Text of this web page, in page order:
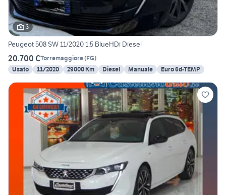
3
Peugeot 508 SW 11/2020 1.5 BlueHDi Diesel
20.700 €Torremaggiore(FG)
Usato
11/2020 29000 Km Diesel Manuale Euro 6d-TEMP